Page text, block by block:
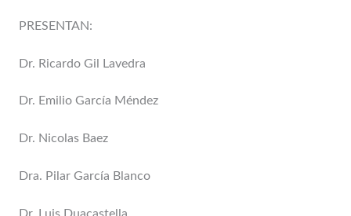
PRESENTAN:
Dr. Ricardo Gil Lavedra
Dr. Emilio García Méndez
Dr. Nicolas Baez
Dra. Pilar García Blanco